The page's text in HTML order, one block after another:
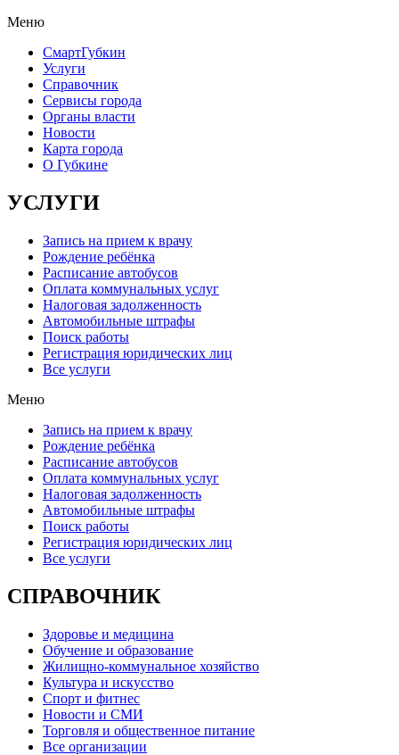
Меню
СмартГубкин
Услуги
Справочник
Сервисы города
Органы власти
Новости
Карта города
О Губкине
УСЛУГИ
Запись на прием к врачу
Рождение ребёнка
Расписание автобусов
Оплата коммунальных услуг
Налоговая задолженность
Автомобильные штрафы
Поиск работы
Регистрация юридических лиц
Все услуги
Меню
Запись на прием к врачу
Рождение ребёнка
Расписание автобусов
Оплата коммунальных услуг
Налоговая задолженность
Автомобильные штрафы
Поиск работы
Регистрация юридических лиц
Все услуги
СПРАВОЧНИК
Здоровье и медицина
Обучение и образование
Жилищно-коммунальное хозяйство
Культура и искусство
Спорт и фитнес
Новости и СМИ
Торговля и общественное питание
Все организации